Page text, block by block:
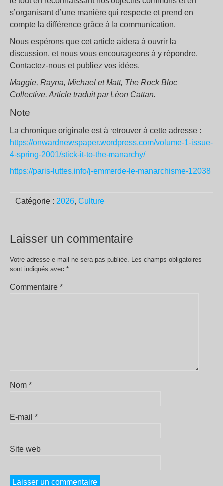
s’organisant d’une manière qui respecte et prend en
compte la différence grâce à la communication.
Nous espérons que cet article aidera à ouvrir la
discussion, et nous vous encourageons à y répondre.
Contactez-nous et publiez vos idées.
Maggie, Rayna, Michael et Matt, The Rock Bloc
Collective. Article traduit par Léon Cattan.
Note
La chronique originale est à retrouver à cette adresse :
https://onwardnewspaper.wordpress.com/volume-1-issue-
4-spring-2001/stick-it-to-the-manarchy/
https://paris-luttes.info/j-emmerde-le-manarchisme-12038
Catégorie : 2026, Culture
Laisser un commentaire
Votre adresse e-mail ne sera pas publiée. Les champs obligatoires
sont indiqués avec *
Commentaire *
Nom *
E-mail *
Site web